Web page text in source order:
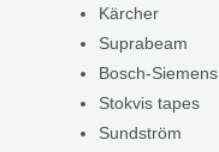
Kärcher
Suprabeam
Bosch-Siemens
Stokvis tapes
Sundström